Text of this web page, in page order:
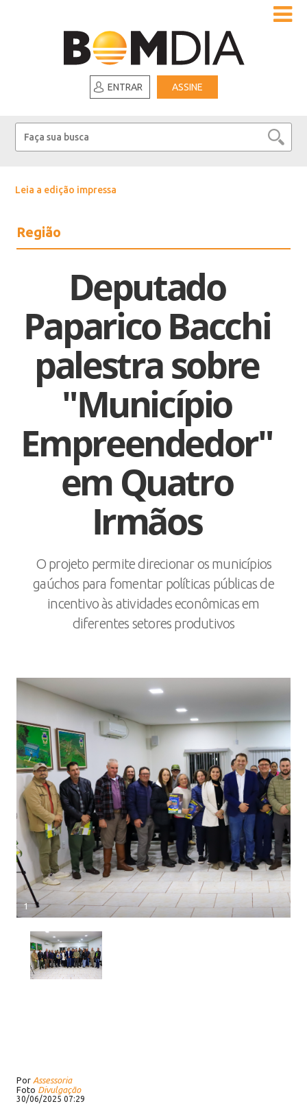
ENTRAR ASSINE
Leia a edição impressa
Região
Deputado
Paparico Bacchi
palestra sobre
"Município
Empreendedor"
em Quatro
Irmãos
O projeto permite direcionar os municípios
gaúchos para fomentar políticas públicas de
incentivo às atividades econômicas em
diferentes setores produtivos
1
Por Assessoria
Foto Divulgação
30/06/2025 07:29